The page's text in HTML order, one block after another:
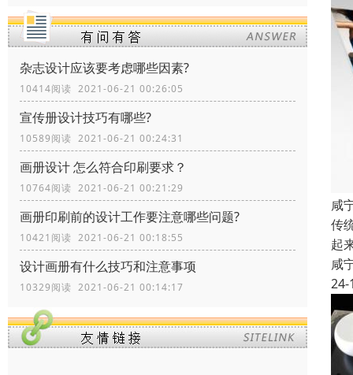
杂志设计应该要考虑哪些因素?
10414阅读 2021-06-21 00:26:05
宣传册设计技巧有哪些?
10589阅读 2021-06-21 00:24:31
画册设计 怎么符合印刷要求？
10764阅读 2021-06-21 00:21:29
画册印刷前的设计工作要注意哪些问题?
10421阅读 2021-06-21 00:18:55
设计画册有什么技巧和注意事项
10329阅读 2021-06-21 00:14:17
咸
传
起
咸
24-